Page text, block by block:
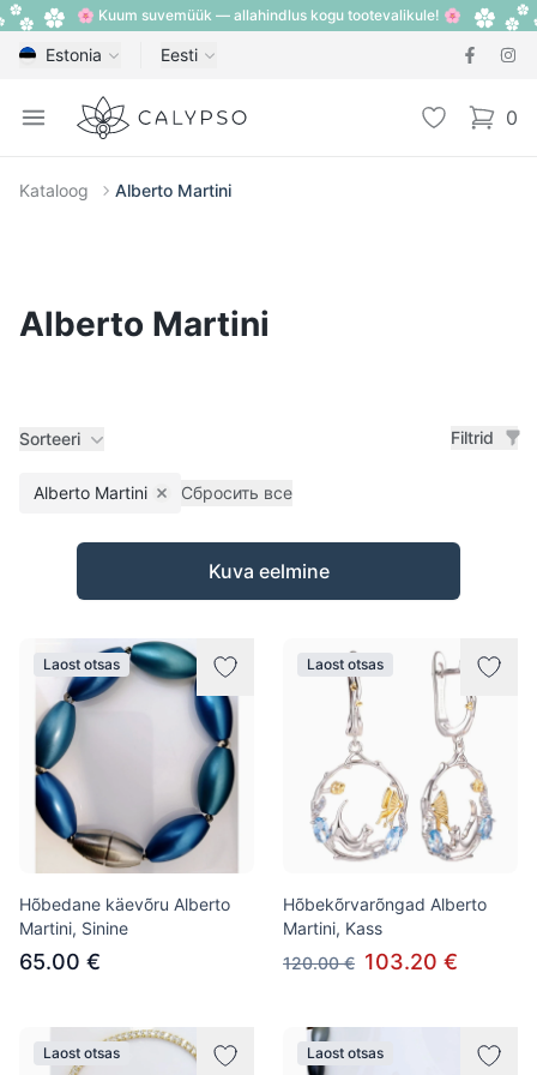
🌸 Kuum suvemüük — allahindlus kogu tootevalikule! 🌸
Estonia Eesti
Open menu
Calypso Lemmik 0
items
Kataloog Alberto Martini
Alberto Martini
Sorteeri Filtrid
Alberto Martini Remove filter
Сбросить все
Tooted
Kuva eelmine
Laost otsas
Hõbedane käevõru Alberto
Martini, Sinine
65.00 €
Laost otsas
Hõbekõrvarõngad Alberto
Martini, Kass
120.00 € 103.20 €
Laost otsas Laost otsas